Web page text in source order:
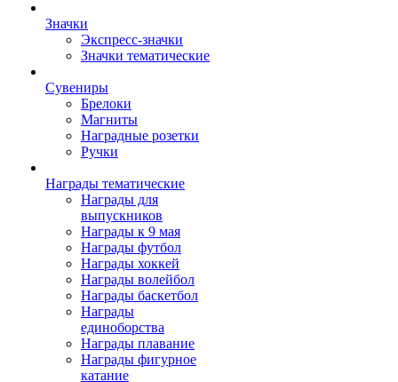
Значки
Экспресс-значки
Значки тематические
Сувениры
Брелоки
Магниты
Наградные розетки
Ручки
Награды тематические
Награды для
выпускников
Награды к 9 мая
Награды футбол
Награды хоккей
Награды волейбол
Награды баскетбол
Награды
единоборства
Награды плавание
Награды фигурное
катание